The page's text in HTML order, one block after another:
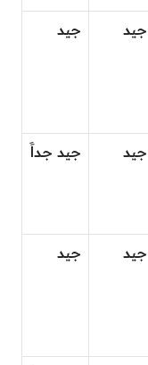
جيد جيد
جيد جيد جداََ
جيد جيد